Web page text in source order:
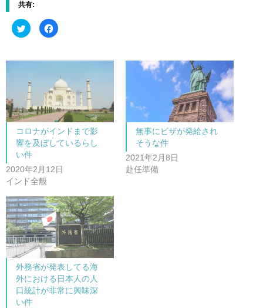
共有:
ク
リ
て
t
t
e
r
で
共
有
(
新
し
い
ウ
ィ
ン
ウ
で
開
き
ま
す
)
F
a
o
で
共
有
す
る
に
は
ク
リ
ッ
て
く
い
(
新
し
い
ウ
ィ
ン
ド
ウ
で
開
き
ま
す
コロナがインドまで影
響を及ぼしているらし
い件
2020年2月12日
インド全般
無事にビザが発給され
そうな件
2021年2月8日
赴任準備
外務省が発表してる海
外における日本人の人
口統計が非常に興味深
い件